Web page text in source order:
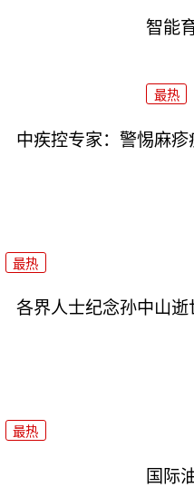
智能
最热
中疾控专家：警惕麻
最热
各界人士纪念孙中山
最热
国际